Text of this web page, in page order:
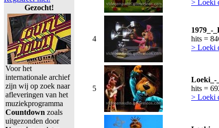
Gezocht!
Voor het
internationale archief
zijn wij op zoek naar
afleveringen van het
muziekprogramma
Countdown zoals
uitgezonden door
> Loeki
4
1979_-
hits =
> Loeki
5
Loeki_-
hits =
> Loeki